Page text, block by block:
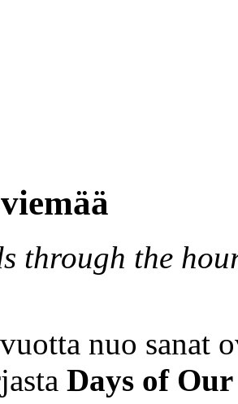
through the
nuo sanat
Days of